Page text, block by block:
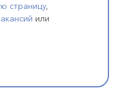
страницу,
или